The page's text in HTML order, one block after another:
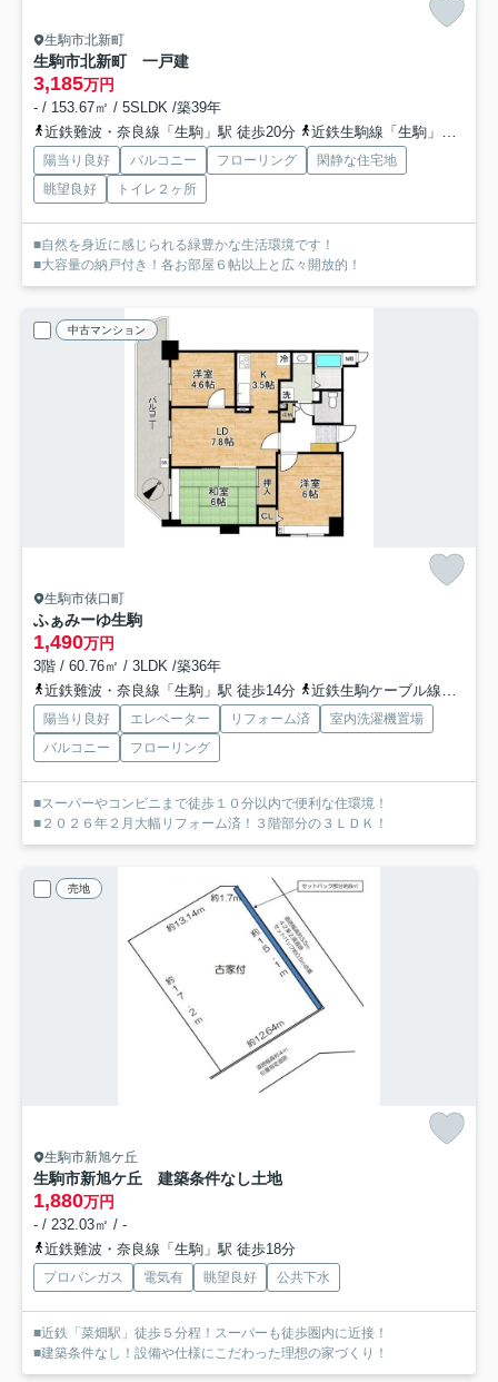
生駒市北新町
生駒市北新町 一戸建
3,185万円
- / 153.67㎡ / 5SLDK /築39年
近鉄難波・奈良線「生駒」駅 徒歩20分
近鉄生駒線「生駒」駅 徒歩20分
陽当り良好 バルコニー フローリング
閑静な住宅地
眺望良好
トイレ２ヶ所
■自然を身近に感じられる緑豊かな生活環境です！
■大容量の納戸付き！各お部屋６帖以上と広々開放的！
中古マンション
生駒市俵口町
ふぁみーゆ生駒
1,490万円
3階 / 60.76㎡ / 3LDK /築36年
近鉄難波・奈良線「生駒」駅 徒歩14分
近鉄生駒ケーブル線「鳥居前」駅 徒歩19分
陽当り良好 エレベーター リフォーム済
室内洗濯機置場
バルコニー
フローリング
■スーパーやコンビニまで徒歩１０分以内で便利な住環境！
■２０２６年２月大幅リフォーム済！３階部分の３ＬＤＫ！
売地
生駒市新旭ケ丘
生駒市新旭ケ丘 建築条件なし土地
1,880万円
- / 232.03㎡ / -
近鉄難波・奈良線「生駒」駅 徒歩18分
プロパンガス 電気有 眺望良好 公共下水
■近鉄「菜畑駅」徒歩５分程！スーパーも徒歩圏内に近接！
■建築条件なし！設備や仕様にこだわった理想の家づくり！